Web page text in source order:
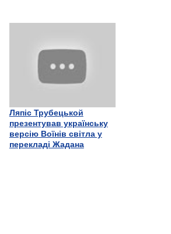
Ляпіс Трубецькой
презентував українську
версію Воїнів світла у
перекладі Жадана